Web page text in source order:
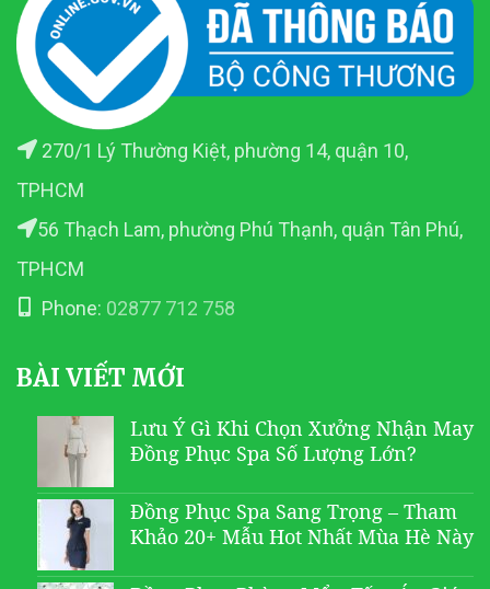
270/1 Lý Thường Kiệt, phường 14, quận 10,
TPHCM
56 Thạch Lam, phường Phú Thạnh, quận Tân Phú,
TPHCM
Phone: 02877 712 758
BÀI VIẾT MỚI
Lưu Ý Gì Khi Chọn Xưởng Nhận May
Đồng Phục Spa Số Lượng Lớn?
Đồng Phục Spa Sang Trọng – Tham
Khảo 20+ Mẫu Hot Nhất Mùa Hè Này